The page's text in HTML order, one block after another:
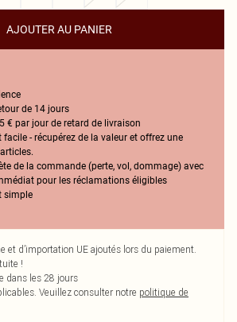
AJOUTER AU PANIER
de 14 jours
€ par jour de retard de livraison
facile - récupérez de la valeur et offrez une
de la commande (perte, vol, dommage) avec
pour les réclamations éligibles
simple
et d’importation UE ajoutés lors du paiement.
!
dans les 28 jours
Veuillez consulter notre politique de